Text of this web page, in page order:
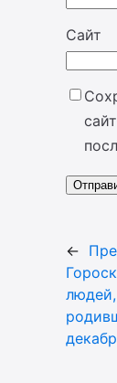
Сайт
←
людей,